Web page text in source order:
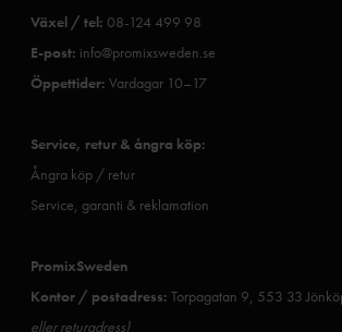
Växel / tel: 08-124 499 98
E-post: info@promixsweden.se
Öppettider: Vardagar 10–17
Service, retur & ångra köp:
Ångra köp / retur
Service, garanti & reklamation
PromixSweden
Kontor / postadress: Torpagatan 9, 553 33
eller returadress)